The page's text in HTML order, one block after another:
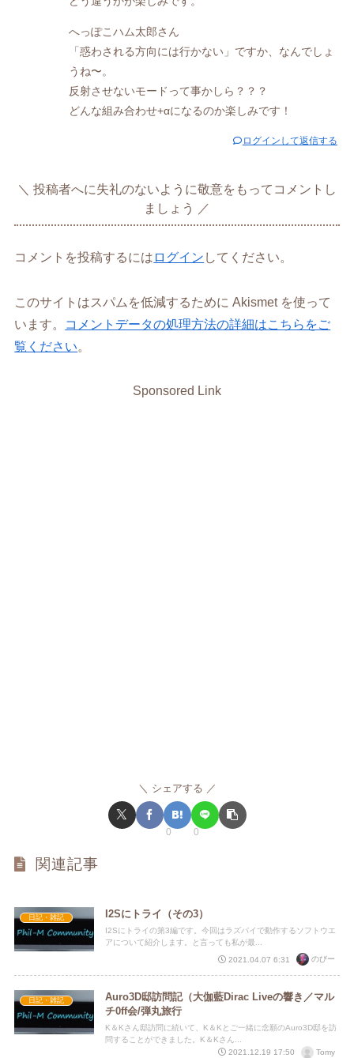
へっぽこハム太郎さん
「惑わされる方向には行かない」ですか、なんでしょ
うね〜。
反射させないモードって事かしら？？？
どんな組み合わせ+αになるのか楽しみです！
ログインして返信する
投稿者へに失礼のないように敬意をもってコメントし
ましょう
コメントを投稿するには ログイン してください。
このサイトはスパムを低減するために Akismet を使って
います。
コメントデータの処理方法の詳細はこちらをご
覧ください。
Sponsored Link
シェアする
0 0
関連記事
日記・雑記 I2Sにトライ（その3）
I2Sにトライの第3編です。今回はラズパイで動作するソフトウエ
アについて紹介します。と言っても私が最...
2021.04.07 6:31
のびー
日記・雑記
Auro3D邸訪問記（大伽藍Dirac Liveの響き／マル
チ0ff会/弾丸旅行
K＆Kさん邸訪問に続いて、K＆Kとご一緒に念願のAuro3D邸を訪
問することができました。K＆Kさん...
2021.12.19 17:50
Tomy